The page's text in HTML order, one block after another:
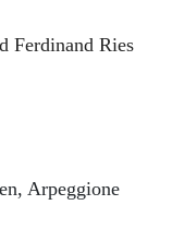
Ferdinand Ries
Arpeggione